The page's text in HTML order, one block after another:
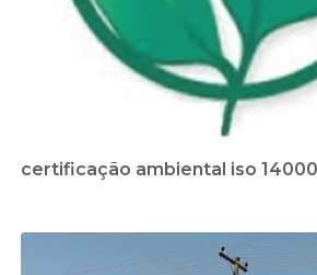
certificação ambiental iso 14000